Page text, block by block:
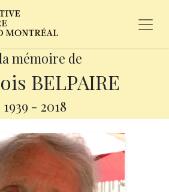
mémoire de
BELPAIRE
1939 - 2018